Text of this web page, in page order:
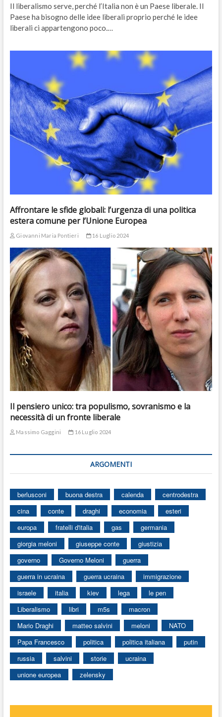
Il liberalismo serve, perché l’Italia non è un Paese liberale. Il
Paese ha bisogno delle idee liberali proprio perché le idee
liberali ci appartengono poco.…
Affrontare le sfide globali: l’urgenza di una politica
estera comune per l’Unione Europea
Giovanni Maria Pontieri 16 Luglio 2024
Il pensiero unico: tra populismo, sovranismo e la
necessità di un fronte liberale
Massimo Gaggini 16 Luglio 2024
ARGOMENTI
berlusconi buona destra calenda
centrodestra
cina
conte draghi economia
esteri
europa
fratelli d'italia gas
germania
giorgia meloni
giuseppe conte
giustizia
governo
Governo Meloni
guerra
guerra in ucraina
guerra ucraina
immigrazione
israele
italia kiev lega
le pen
Liberalismo
libri m5s
macron
Mario Draghi
matteo salvini meloni
NATO
Papa Francesco
politica politica italiana
putin
russia
salvini storie
ucraina
unione europea
zelensky